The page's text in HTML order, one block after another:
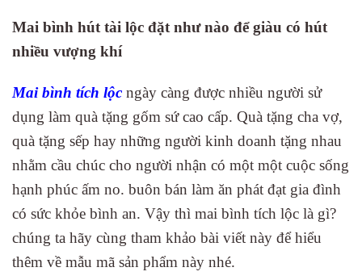
Mai bình hút tài lộc đặt như nào để giàu có hút
nhiều vượng khí
Mai bình tích lộc ngày càng được nhiều người sử
dụng làm quà tặng gốm sứ cao cấp. Quà tặng cha vợ,
quà tặng sếp hay những người kinh doanh tặng nhau
nhằm cầu chúc cho người nhận có một một cuộc sống
hạnh phúc ấm no. buôn bán làm ăn phát đạt gia đình
có sức khỏe bình an. Vậy thì mai bình tích lộc là gì?
chúng ta hãy cùng tham khảo bài viết này để hiểu
thêm về mẫu mã sản phẩm này nhé.